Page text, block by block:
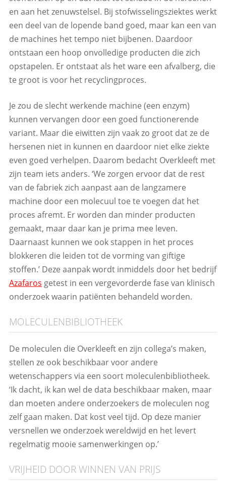
en aan het zenuwstelsel. Bij stofwisselingsziektes werkt
een deel van de lopende band goed, maar kan een van
de machines het tempo niet bijbenen. Daardoor
ontstaan een hoop onvolledige producten die zich
opstapelen. Er ontstaat als het ware een afvalberg, die
te groot is voor het recyclingproces.
Je zou de slecht werkende machine (een enzym)
kunnen vervangen door een goed functionerende
variant. Maar die eiwitten zijn vaak zo groot dat ze de
hersenen niet in kunnen en daardoor niet elke ziekte
even goed verhelpen. Daarom bedacht Overkleeft met
zijn team iets anders. ‘We zorgen ervoor dat de rest
van de fabriek zich aanpast aan de langzamere
machine door een molecuul toe te voegen dat het
proces afremt. Er worden dan minder producten
gemaakt, maar daar kan je prima mee leven.
Daarnaast kunnen we ook stappen in het proces
blokkeren die leiden tot de vorming van giftige
stoffen.’ Deze aanpak wordt inmiddels door het bedrijf
Azafaros getest in een vergevorderde fase van klinisch
onderzoek waarin patiënten behandeld worden.
MOLECULENBIBLIOTHEEK
De moleculen die Overkleeft en zijn collega’s maken,
stellen ze ook beschikbaar voor andere
wetenschappers via een soort moleculenbibliotheek.
‘Ik dacht, ik kan wel de data beschikbaar maken, maar
dan moeten andere onderzoekers de moleculen nog
zelf gaan maken. Dat kost veel tijd. Op deze manier
versnellen we onderzoek wereldwijd en het levert
regelmatig mooie samenwerkingen op.’
VRIJHEID DOOR WINNEN VAN PRIJS